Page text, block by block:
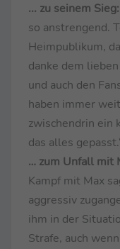
... zu seinem Sieg:
so anstrengend.
Heimpublikum,
danke dem
und auch den
haben immer
zwischendrin ein
das alles
… zum Unfall mit
Kampf mit Max
aggressiv
ihm in der
Strafe, auch